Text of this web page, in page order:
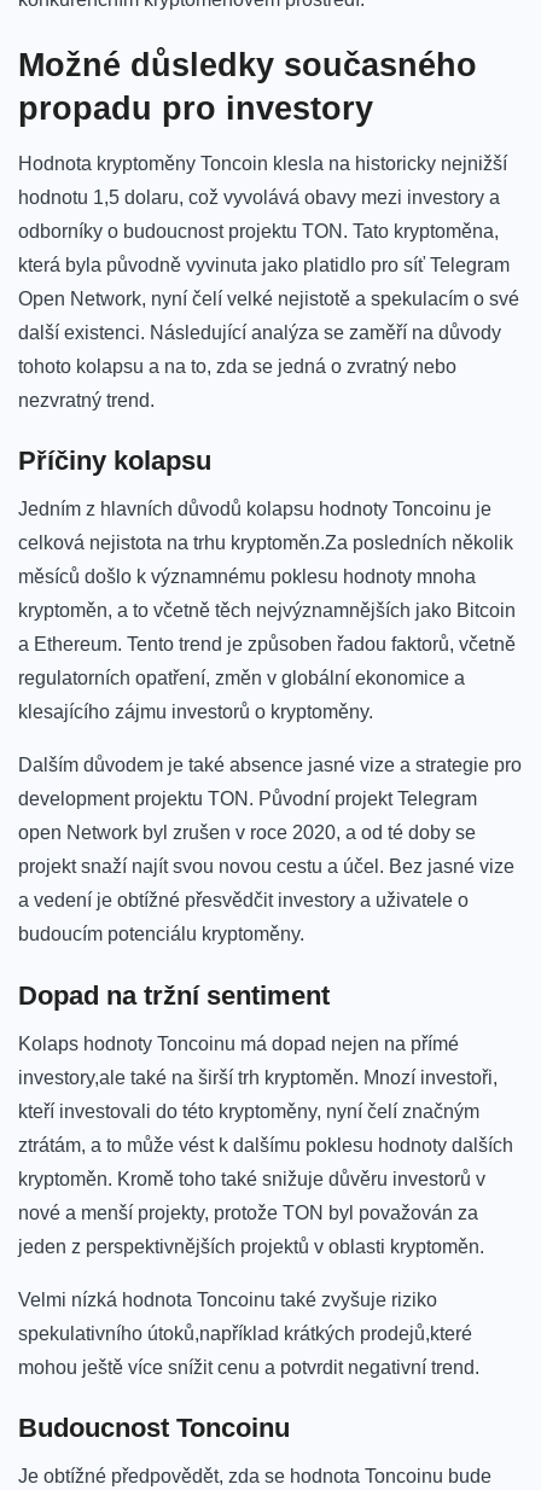
Možné důsledky současného‍
propadu pro ‍investory
Hodnota kryptoměny⁣ Toncoin klesla⁤ na historicky nejnižší
‌hodnotu 1,5 dolaru, což ​vyvolává obavy mezi ​investory a
odborníky o budoucnost projektu TON. Tato kryptoměna,
‌která byla původně vyvinuta jako platidlo pro síť ‍Telegram
Open ⁣Network, ⁢nyní čelí velké nejistotě ⁢a spekulacím o své
další ⁤existenci. Následující analýza se zaměří na ⁤důvody
tohoto kolapsu a na to, zda se jedná o zvratný ​nebo
nezvratný trend.
Příčiny kolapsu
Jedním z hlavních důvodů kolapsu hodnoty Toncoinu je
celková ‌nejistota na‌ trhu kryptoměn.Za posledních několik
měsíců došlo‍ k významnému poklesu hodnoty mnoha
kryptoměn, ‍a to včetně těch nejvýznamnějších jako⁢ Bitcoin
a Ethereum. Tento trend je způsoben řadou⁣ faktorů, včetně
regulatorních opatření, změn v globální ekonomice a
klesajícího zájmu investorů o kryptoměny.
Dalším důvodem je také absence jasné vize a ⁣strategie pro
development projektu TON. Původní projekt​ Telegram
open Network byl zrušen v roce 2020, a od ⁤té doby se
projekt snaží najít svou novou cestu a účel. Bez jasné vize
a vedení je obtížné přesvědčit investory a uživatele‍ o
budoucím potenciálu⁤ kryptoměny.
Dopad na‌ tržní ‌sentiment
Kolaps hodnoty ⁤Toncoinu má dopad nejen⁣ na přímé
investory,ale také na širší ‍trh kryptoměn. Mnozí investoři,‌
kteří investovali do této ‍kryptoměny, nyní čelí značným
ztrátám,‌ a to může vést k ‍dalšímu poklesu hodnoty dalších
kryptoměn. Kromě⁢ toho také snižuje⁢ důvěru investorů v
nové a menší⁣ projekty, protože TON byl považován za
⁤jeden z perspektivnějších projektů v⁣ oblasti kryptoměn.
Velmi nízká hodnota ⁤Toncoinu také zvyšuje riziko‍
spekulativního útoků,například krátkých prodejů,které
mohou ještě více snížit cenu ⁢a potvrdit ⁣negativní trend.
Budoucnost Toncoinu
Je obtížné předpovědět,⁣ zda ‌se hodnota Toncoinu⁢ bude‍